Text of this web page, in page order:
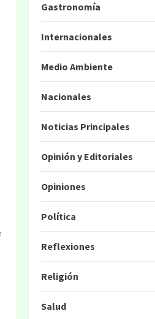
Gastronomía
Internacionales
Medio Ambiente
Nacionales
Noticias Principales
Opinión y Editoriales
Opiniones
Política
Reflexiones
Religión
Salud